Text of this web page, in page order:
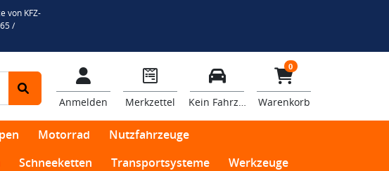
von KFZ-
/
Anmelden Merkzettel Kein Fahrzeug
0
Warenkorb
Motorrad
Nutzfahrzeuge
Schneeketten Transportsysteme
Werkzeuge